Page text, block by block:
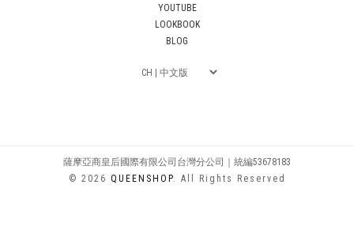
YOUTUBE
LOOKBOOK
BLOG
薩摩亞商皇后國際有限公司台灣分公司｜統編53678183
© 2026 QUEENSHOP. All Rights Reserved